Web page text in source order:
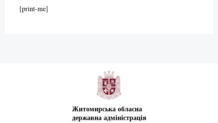
[print-me]
Житомирська обласна
державна адміністрація